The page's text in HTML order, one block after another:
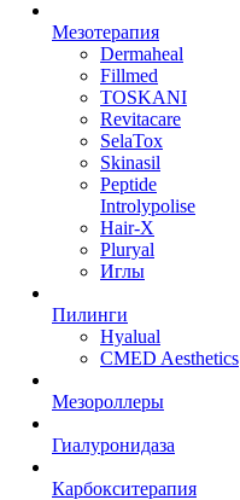
Мезотерапия
Dermaheal
Fillmed
TOSKANI
Revitacare
SelaTox
Skinasil
Peptide
Introlypolise
Hair-X
Pluryal
Иглы
Пилинги
Hyalual
CMED Aesthetics
Мезороллеры
Гиалуронидаза
Карбокситерапия